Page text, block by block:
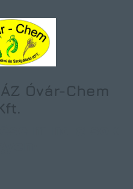
Óvár-Chem